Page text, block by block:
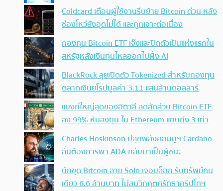
Coldcard เตือนผู้ใช้งานรีบย้าย Bitcoin ด่วน หลัง
ช่องโหว่ยังอุดไม่ได้ และถูกเจาะต่อเนื่อง
กองทุน Bitcoin ETF เจ๊งและปิดตัวเป็นแห่งแรกใน
สหรัฐหลังเงินทุนไหลออกไปฝั่ง AI
BlackRock ลุยเปิดตัว Tokenized สำหรับกองทุน
ตลาดเงินยุโรปมูลค่า 3.11 แสนล้านดอลลาร์
แบงก์ใหญ่สุดของอิตาลี ลดสัดส่วน Bitcoin ETF
ลง 99% หันลงทุน ใน Ethereum แทนถึง 3 เท่า
Charles Hoskinson ปลุกพลังคอมมูฯ Cardano
ลั่นต้องการพา ADA กลับมาเป็นผู้ชนะ
นักขุด Bitcoin สาย Solo เจอบล็อก รับทรัพย์คน
เดียว 6.6 ล้านบาท ไม่สนวิกฤตศรัทธาคริปโทฯ